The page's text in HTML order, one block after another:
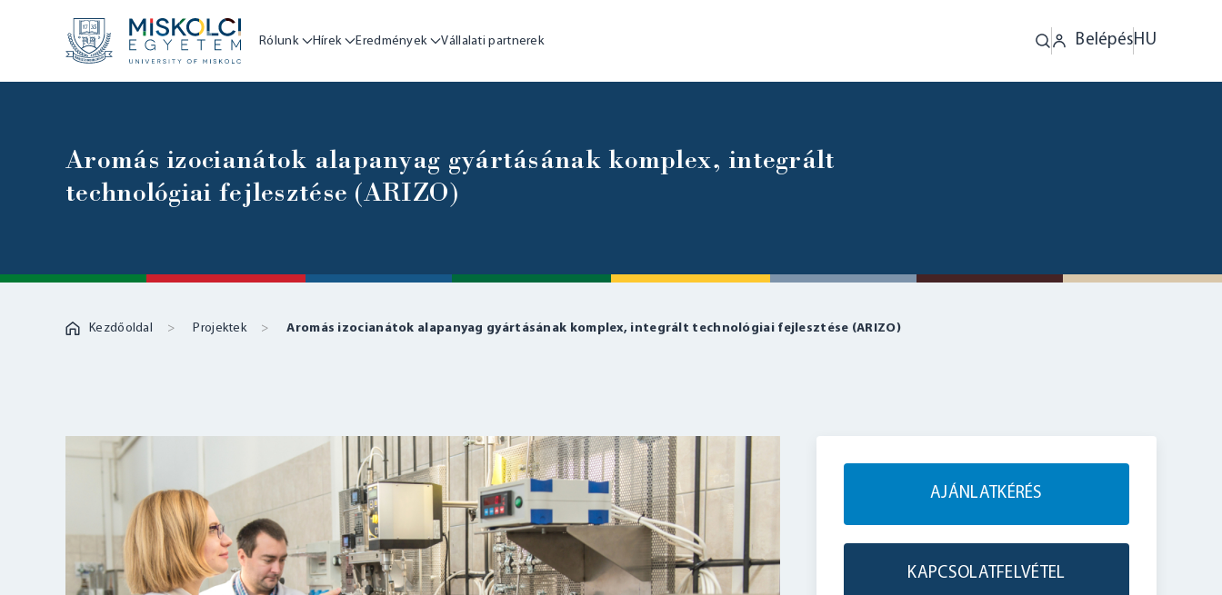
Rólunk Hírek Eredmények Vállalati partnerek BelépésHU
Aromás izocianátok alapanyag gyártásának komplex, integrált
technológiai fejlesztése (ARIZO)
Kezdőoldal Projektek Aromás izocianátok alapanyag gyártásának komplex, integrált technológiai fejlesztése (ARIZO)
AJÁNLATKÉRÉS
KAPCSOLATFELVÉTEL